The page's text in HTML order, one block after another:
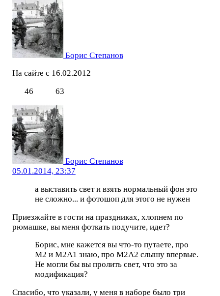
Борис Степанов
На сайте с 16.02.2012
46
63
Борис Степанов
05.01.2014, 23:37
а выставить свет и взять нормальный фон это
не сложно... и фотошоп для этого не нужен
Приезжайте в гости на праздниках, хлопнем по
рюмашке, вы меня фоткать подучите, идет?
Борис, мне кажется вы что-то путаете, про
М2 и М2А1 знаю, про М2А2 слышу впервые.
Не могли бы вы пролить свет, что это за
модификация?
Спасибо, что указали, у меня в наборе было три